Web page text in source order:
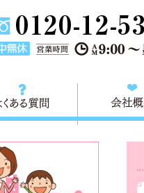
流れ よくある質問